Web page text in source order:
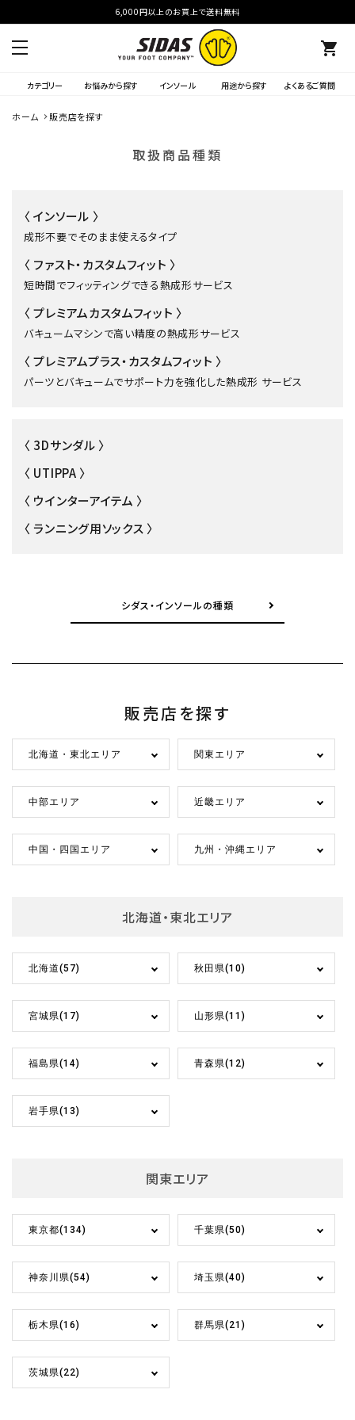
6,000円以上のお買上で送料無料
shopping_cart
カテゴリー お悩みから探す インソール 用途から探す よくあるご質問
ホーム 販売店を探す
取扱商品種類
〈 インソール 〉
成形不要でそのまま使えるタイプ
〈 ファスト・カスタムフィット 〉
短時間でフィッティングできる熱成形サービス
〈 プレミアムカスタムフィット 〉
バキュームマシンで高い精度の熱成形サービス
〈 プレミアムプラス・カスタムフィット 〉
パーツとバキュームでサポート力を強化した熱成形 サービス
〈 3Dサンダル 〉
〈 UTIPPA 〉
〈 ウインターアイテム 〉
〈 ランニング用ソックス 〉
シダス・インソールの種類
販売店を探す
北海道・東北エリア 関東エリア
中部エリア 近畿エリア
中国・四国エリア 九州・沖縄エリア
北海道・東北エリア
北海道(57) 秋田県(10)
宮城県(17) 山形県(11)
福島県(14) 青森県(12)
岩手県(13)
関東エリア
東京都(134) 千葉県(50)
神奈川県(54) 埼玉県(40)
栃木県(16) 群馬県(21)
茨城県(22)